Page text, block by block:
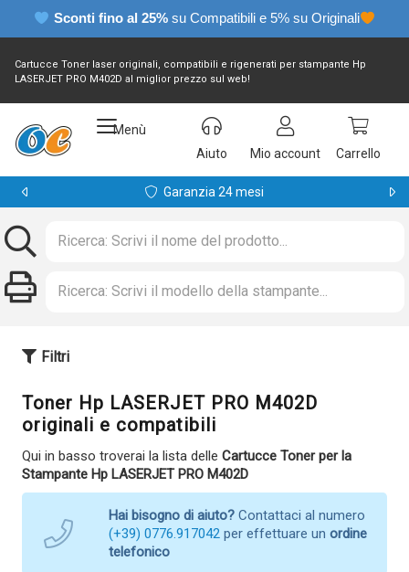
Sconti fino al 25% su Compatibili e 5% su Originali
Cartucce Toner laser originali, compatibili e rigenerati per stampante Hp
LASERJET PRO M402D al miglior prezzo sul web!
Menù
Aiuto
Mio account Carrello
Garanzia 24 mesi
Filtri
Toner Hp LASERJET PRO M402D
originali e compatibili
Qui in basso troverai la lista delle Cartucce Toner per la
Stampante Hp LASERJET PRO M402D
Hai bisogno di aiuto? Contattaci al numero
(+39) 0776.917042 per effettuare un ordine
telefonico